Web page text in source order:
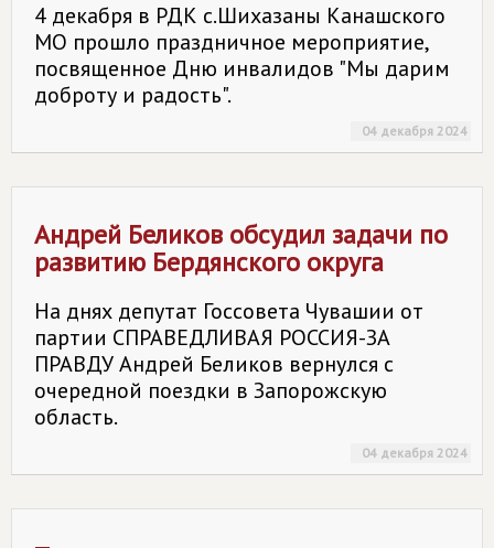
4 декабря в РДК с.Шихазаны Канашского
МО прошло праздничное мероприятие,
посвященное Дню инвалидов "Мы дарим
доброту и радость".
04 декабря 2024
Андрей Беликов обсудил задачи по
развитию Бердянского округа
На днях депутат Госсовета Чувашии от
партии СПРАВЕДЛИВАЯ РОССИЯ-ЗА
ПРАВДУ Андрей Беликов вернулся с
очередной поездки в Запорожскую
область.
04 декабря 2024